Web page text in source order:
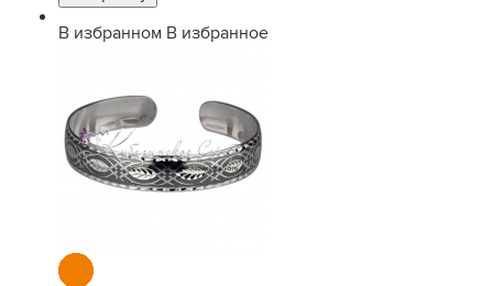
В избранном В избранное